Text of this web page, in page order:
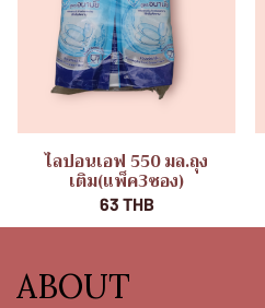
ไลปอนเอฟ 550 มล.ถุง
เติม(แพ็ค3ซอง)
63 THB
ABOUT